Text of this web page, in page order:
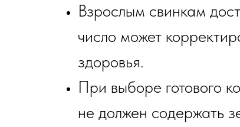
Взрослым свинкам
число может
здоровья.
При выборе готового
не должен содержать